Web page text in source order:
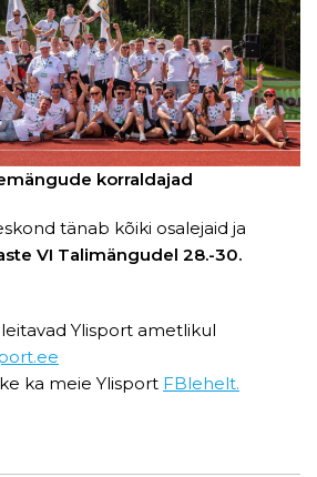
korraldajad
tänab kõiki osalejaid ja
VI Talimängudel 28.-30.
Ylisport ametlikul
ka meie Ylisport FBlehelt.